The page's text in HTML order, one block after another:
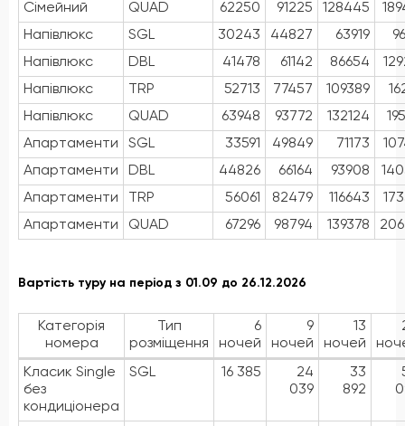
Сімейний
QUAD 62250 91225 128445
Напівлюкс
SGL 30243 44827 63919
Напівлюкс
DBL 41478 61142 86654
Напівлюкс
TRP 52713 77457 109389
Напівлюкс
QUAD 63948 93772 132124
Апартаменти
SGL 33591 49849 71173
Апартаменти
DBL 44826 66164 93908
Апартаменти
TRP 56061 82479 116643
Апартаменти
QUAD 67296 98794 139378
Вартість туру на період з 01.09 до 26.12.2026
Категорія
номера
Тип
розміщення
6
ночей
9
ночей
13
ночей
Класик Single
без
кондиціонера
SGL 16 385
24
039
33
892